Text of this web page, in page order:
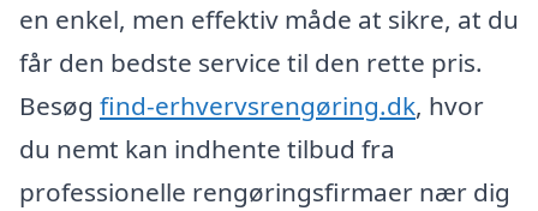
en enkel, men effektiv måde at sikre, at du
får den bedste service til den rette pris.
Besøg find-erhvervsrengøring.dk, hvor
du nemt kan indhente tilbud fra
professionelle rengøringsfirmaer nær dig